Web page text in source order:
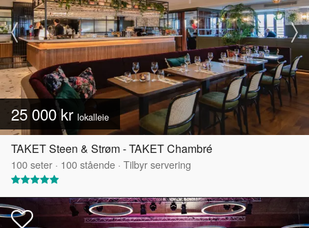
25 000 kr lokalleie
TAKET Steen & Strøm - TAKET Chambré
100seter · 100stående · Tilbyr servering